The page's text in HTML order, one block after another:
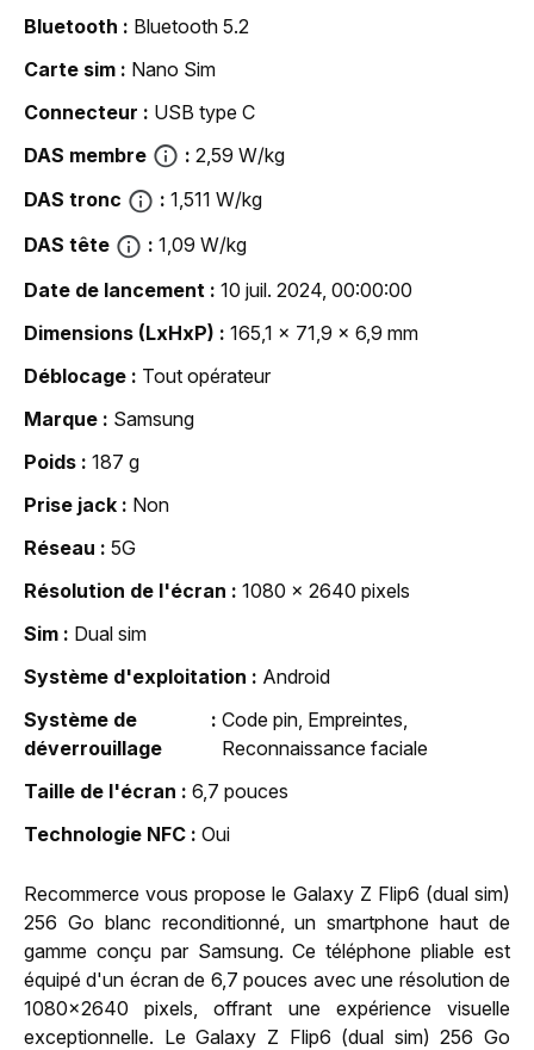
Bluetooth
Bluetooth 5.2
Carte sim
Nano Sim
Connecteur
USB type C
DAS membre
2,59 W/kg
DAS tronc
1,511 W/kg
DAS tête
1,09 W/kg
Date de lancement
10 juil. 2024, 00:00:00
Dimensions (LxHxP)
165,1 x 71,9 x 6,9 mm
Déblocage
Tout opérateur
Marque
Samsung
Poids
187 g
Prise jack
Non
Réseau
5G
Résolution de l'écran
1080 x 2640 pixels
Sim
Dual sim
Système d'exploitation
Android
Système de
déverrouillage
Code pin, Empreintes,
Reconnaissance faciale
Taille de l'écran
6,7 pouces
Technologie NFC
Oui
Recommerce vous propose le Galaxy Z Flip6 (dual sim)
256 Go blanc reconditionné, un smartphone haut de
gamme conçu par Samsung. Ce téléphone pliable est
équipé d'un écran de 6,7 pouces avec une résolution de
1080x2640 pixels, offrant une expérience visuelle
exceptionnelle. Le Galaxy Z Flip6 (dual sim) 256 Go